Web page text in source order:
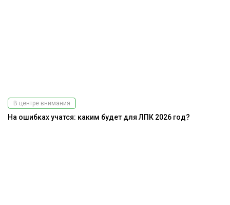
В центре внимания
На ошибках учатся: каким будет для ЛПК 2026 год?